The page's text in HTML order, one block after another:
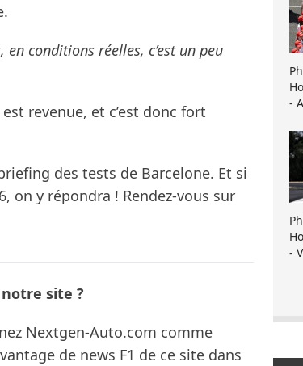
conditions réelles, c’est un peu
revenue, et c’est donc fort
des tests de Barcelone. Et si
on y répondra ! Rendez-vous sur
site ?
Nextgen-Auto.com comme
de news F1 de ce site dans
-
-